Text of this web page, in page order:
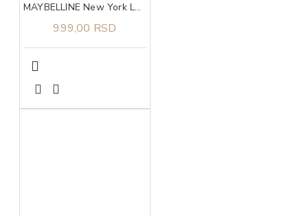
MAYBELLINE New York Lash Sensational Vodootporna maskara
999,00 RSD